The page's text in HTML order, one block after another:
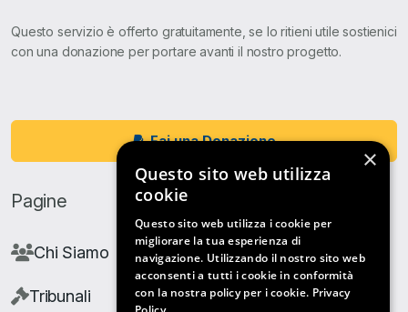
Questo servizio è offerto gratuitamente, se lo ritieni utile sostienici
con una donazione per portare avanti il nostro progetto.
Fai una Donazione
Pagine
Chi Siamo
Tribunali
×
Questo sito web utilizza
cookie
Questo sito web utilizza i cookie per
migliorare la tua esperienza di
navigazione. Utilizzando il nostro sito web
acconsenti a tutti i cookie in conformità
con la nostra policy per i cookie. Privacy